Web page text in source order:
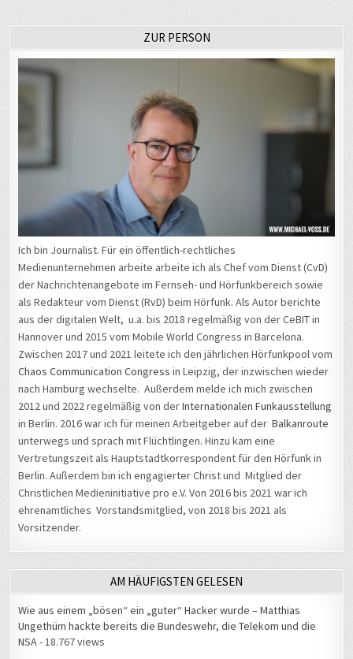
ZUR PERSON
Ich bin Journalist. Für ein öffentlich-rechtliches
Medienunternehmen arbeite arbeite ich als Chef vom Dienst (CvD)
der Nachrichtenangebote im Fernseh- und Hörfunkbereich sowie
als Redakteur vom Dienst (RvD) beim Hörfunk. Als Autor berichte
aus der digitalen Welt, u.a. bis 2018 regelmäßig von der CeBIT in
Hannover und 2015 vom Mobile World Congress in Barcelona.
Zwischen 2017 und 2021 leitete ich den jährlichen Hörfunkpool vom
Chaos Communication Congress in Leipzig, der inzwischen wieder
nach Hamburg wechselte. Außerdem melde ich mich zwischen
2012 und 2022 regelmäßig von derInternationalen Funkausstellung
in Berlin. 2016 war ich für meinen Arbeitgeber auf derBalkanroute
unterwegs und sprach mit Flüchtlingen. Hinzu kam eine
Vertretungszeit als Hauptstadtkorrespondent für den Hörfunk in
Berlin. Außerdem bin ich engagierter Christ und Mitglied der
Christlichen Medieninitiative pro e.V. Von 2016 bis 2021 war ich
ehrenamtliches Vorstandsmitglied, von 2018 bis 2021 als
Vorsitzender.
AM HÄUFIGSTEN GELESEN
Wie aus einem „bösen“ ein „guter“ Hacker wurde – Matthias
Ungethüm hackte bereits die Bundeswehr, die Telekom und die
NSA- 18.767 views